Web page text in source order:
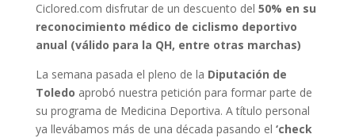
Ciclored.com disfrutar de un descuento del 50% en su
reconocimiento médico de ciclismo deportivo
anual (válido para la QH, entre otras marchas)
La semana pasada el pleno de la Diputación de
Toledo aprobó nuestra petición para formar parte de
su programa de Medicina Deportiva. A título personal
ya llevábamos más de una década pasando el ‘check